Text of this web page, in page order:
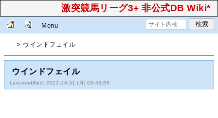
激突競馬リーグ3+ 非公式DB Wiki*
Menu
> ウインドフェイル
ウインドフェイル
Last-modified: 2022-10-31 (月) 00:43:55